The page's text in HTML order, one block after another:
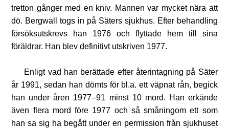
tretton gånger med en kniv. Mannen var mycket nära att
dö. Bergwall togs in på Säters sjukhus. Efter behandling
försöksutskrevs han 1976 och flyttade hem till sina
föräldrar. Han blev definitivt utskriven 1977.
Enligt vad han berättade efter återintagning på Säter
år 1991, sedan han dömts för bl.a. ett väpnat rån, begick
han under åren 1977–91 minst 10 mord. Han erkände
även flera mord före 1977 och så småningom ett som
han sa sig ha begått under en permission från sjukhuset